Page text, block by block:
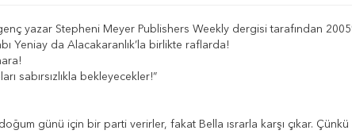
yazar Stepheni Meyer Publishers Weekly dergisi tarafından
Yeniay da Alacakaranlık’la birlikte raflarda!
sabırsızlıkla bekleyecekler!”
günü için bir parti verirler, fakat Bella ısrarla karşı çıkar.